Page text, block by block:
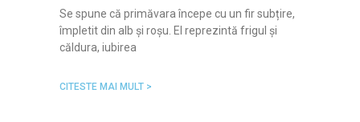
Se spune că primăvara începe cu un fir subțire,
împletit din alb și roșu. El reprezintă frigul și
căldura, iubirea
CITESTE MAI MULT >